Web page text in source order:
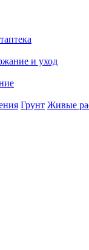
и уход
Грунт Живые